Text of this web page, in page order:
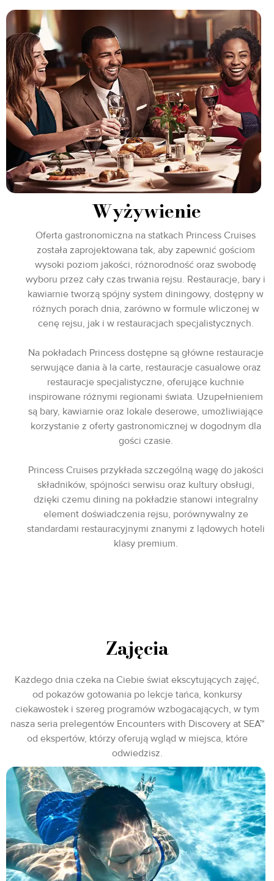
Wyżywienie
Oferta gastronomiczna na statkach Princess Cruises
została zaprojektowana tak, aby zapewnić gościom
wysoki poziom jakości, różnorodność oraz swobodę
wyboru przez cały czas trwania rejsu. Restauracje, bary i
kawiarnie tworzą spójny system diningowy, dostępny w
różnych porach dnia, zarówno w formule wliczonej w
cenę rejsu, jak i w restauracjach specjalistycznych.
Na pokładach Princess dostępne są główne restauracje
serwujące dania à la carte, restauracje casualowe oraz
restauracje specjalistyczne, oferujące kuchnie
inspirowane różnymi regionami świata. Uzupełnieniem
są bary, kawiarnie oraz lokale deserowe, umożliwiające
korzystanie z oferty gastronomicznej w dogodnym dla
gości czasie.
Princess Cruises przykłada szczególną wagę do jakości
składników, spójności serwisu oraz kultury obsługi,
dzięki czemu dining na pokładzie stanowi integralny
element doświadczenia rejsu, porównywalny ze
standardami restauracyjnymi znanymi z lądowych hoteli
klasy premium.
Zajęcia
Każdego dnia czeka na Ciebie świat ekscytujących zajęć,
od pokazów gotowania po lekcje tańca, konkursy
ciekawostek i szereg programów wzbogacających, w tym
nasza seria prelegentów Encounters with Discovery at SEA™
od ekspertów, którzy oferują wgląd w miejsca, które
odwiedzisz.